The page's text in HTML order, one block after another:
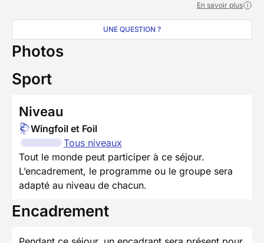
En savoir plus
UNE QUESTION ?
Photos
Sport
Niveau
Wingfoil et Foil
Tous niveaux
Tout le monde peut participer à ce séjour.
L’encadrement, le programme ou le groupe sera
adapté au niveau de chacun.
Encadrement